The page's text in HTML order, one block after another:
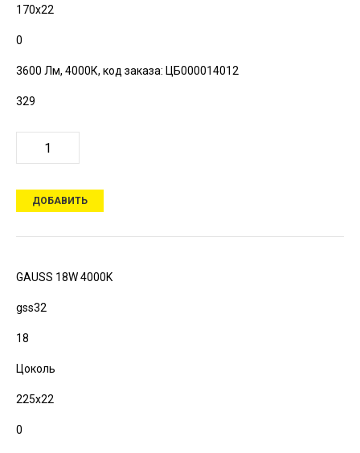
170х22
0
3600 Лм, 4000К, код заказа: ЦБ000014012
329
ДОБАВИТЬ
GAUSS 18W 4000K
gss32
18
Цоколь
225х22
0